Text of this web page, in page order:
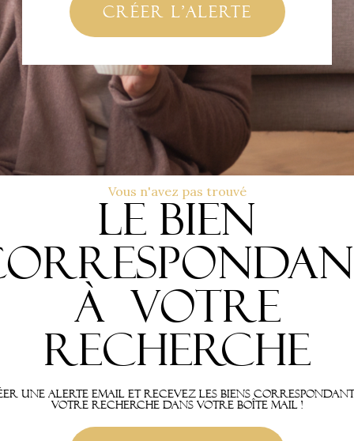
créer l'alerte
Vous n'avez pas trouvé
le bien
à votre
recherche
une alerte email et recevez les biens
votre recherche dans votre boîte mail !